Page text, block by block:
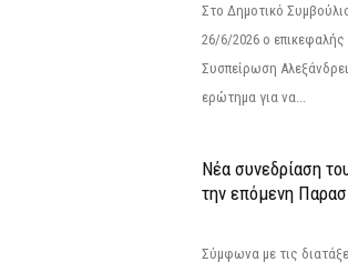
Στο Δημοτικό
26/6/2026 ο
Συσπείρωση
ερώτημα για να...
Νέα συνεδρίαση
την επόμενη
Σύμφωνα με τις